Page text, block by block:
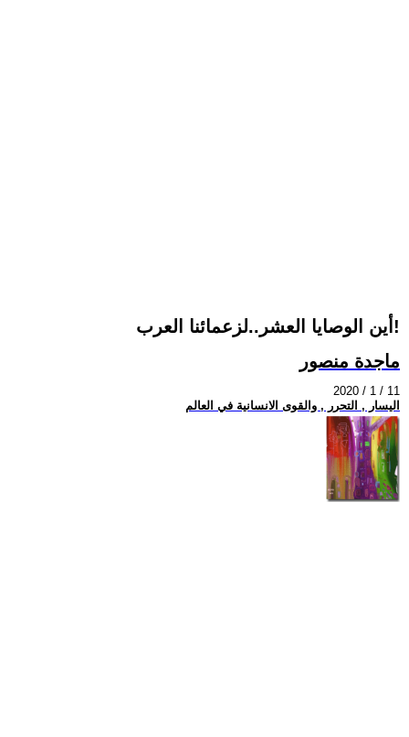
أين الوصايا العشر..لزعمائنا العرب!
ماجدة منصور
2020 / 1 / 11
اليسار , التحرر , والقوى الانسانية في العالم